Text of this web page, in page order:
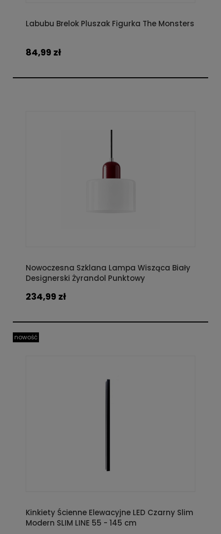
Labubu Brelok Pluszak Figurka The Monsters
84,99 zł
Nowoczesna Szklana Lampa Wisząca Biały
Designerski Żyrandol Punktowy
234,99 zł
Kinkiety Ścienne Elewacyjne LED Czarny Slim
Modern SLIM LINE 55 - 145 cm
nowość